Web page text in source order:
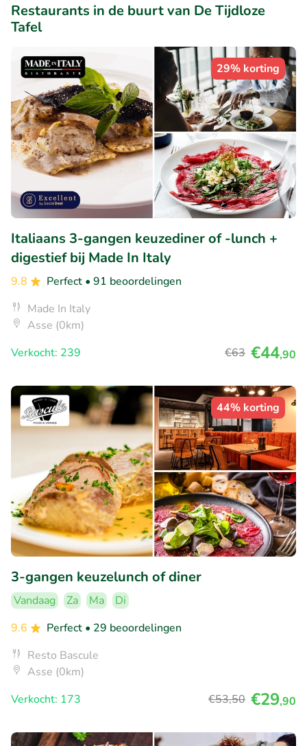
Restaurants in de buurt van De Tijdloze
Tafel
29% korting
Italiaans 3-gangen keuzediner of -lunch +
digestief bij Made In Italy
9.8 Perfect • 91 beoordelingen
Made In Italy
Asse (0km)
Verkocht: 239
€63 €44,90
44% korting
3-gangen keuzelunch of diner
Vandaag Za Ma
Di
9.6
Perfect • 29 beoordelingen
Resto Bascule
Asse (0km)
Verkocht: 173
€53,50 €29,90